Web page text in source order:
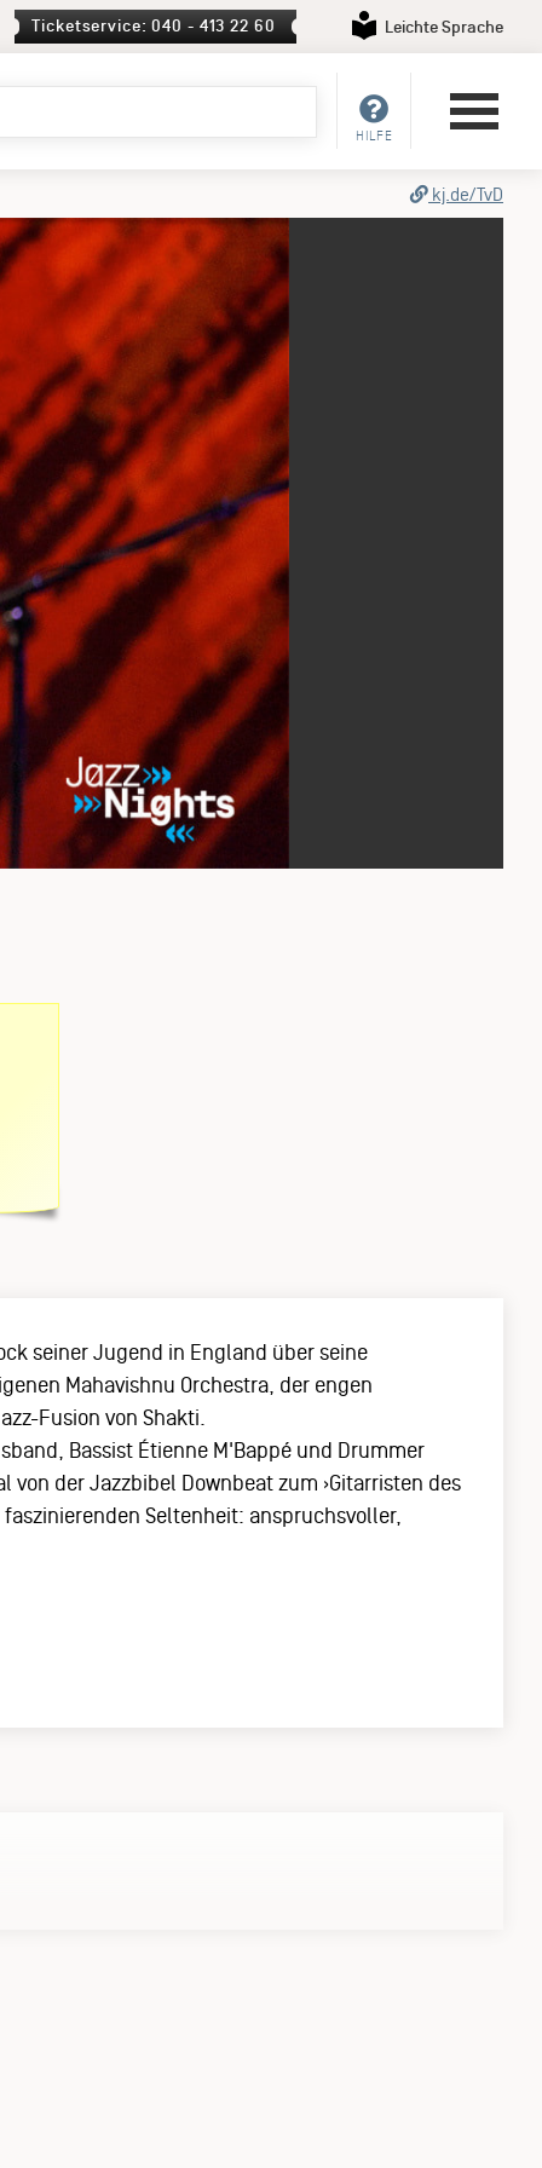
Ticketservice: 040 - 413 22 60 Leichte Sprache
HILFE
kj.de/TvD
seiner Jugend in England über seine
Mahavishnu Orchestra, der engen
Fusion von Shakti.
Bassist Étienne M'Bappé und Drummer
der Jazzbibel Downbeat zum ›Gitarristen des
Seltenheit: anspruchsvoller,